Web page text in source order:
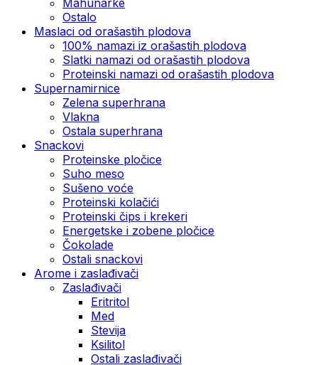
Ostalo
Maslaci od orašastih plodova
100% namazi iz orašastih plodova
Slatki namazi od orašastih plodova
Proteinski namazi od orašastih plodova
Supernamirnice
Zelena superhrana
Vlakna
Ostala superhrana
Snackovi
Proteinske pločice
Suho meso
Sušeno voće
Proteinski kolačići
Proteinski čips i krekeri
Energetske i zobene pločice
Čokolade
Ostali snackovi
Arome i zaslađivači
Zaslađivači
Eritritol
Med
Stevija
Ksilitol
Ostali zaslađivači